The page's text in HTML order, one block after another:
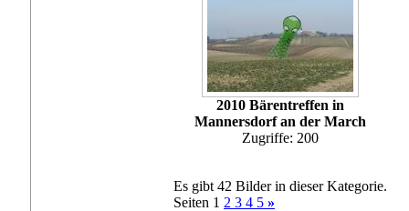
2010 Bärentreffen in
Mannersdorf an der March
Zugriffe: 200
Es gibt 42 Bilder in dieser Kategorie.
Seiten 1 2 3 4 5 »